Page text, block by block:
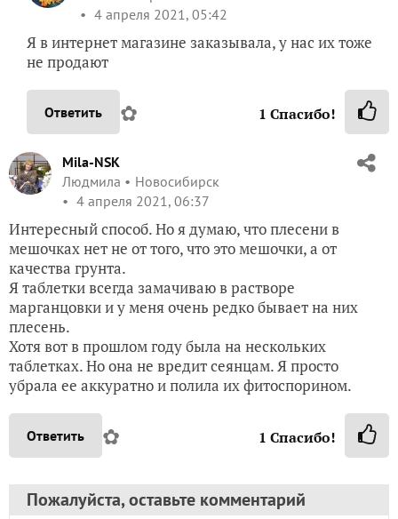
4 апреля 2021, 05:42
Я в интернет магазине заказывала, у нас их тоже
не продают
Ответить ✿ 1 Спасибо!
Mila-NSK
Людмила
Новосибирск
4 апреля 2021, 06:37
Интересный способ. Но я думаю, что плесени в
мешочках нет не от того, что это мешочки, а от
качества грунта.
Я таблетки всегда замачиваю в растворе
марганцовки и у меня очень редко бывает на них
плесень.
Хотя вот в прошлом году была на нескольких
таблетках. Но она не вредит сеянцам. Я просто
убрала ее аккуратно и полила их фитоспорином.
Ответить ✿ 1 Спасибо!
Пожалуйста, оставьте комментарий